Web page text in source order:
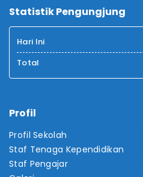
Statistik Pengungjung
Hari Ini
Total
Profil
Profil Sekolah
Staf Tenaga Kependidikan
Staf Pengajar